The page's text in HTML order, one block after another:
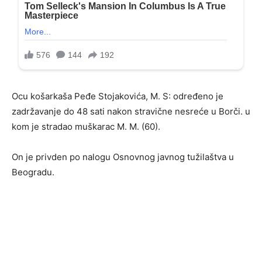
Ocu košarkaša Peđe Stojakovića, M. S: određeno je
zadržavanje do 48 sati nakon stravične nesreće u Borči. u
kom je stradao muškarac M. M. (60).
On je privden po nalogu Osnovnog javnog tužilaštva u
Beogradu.